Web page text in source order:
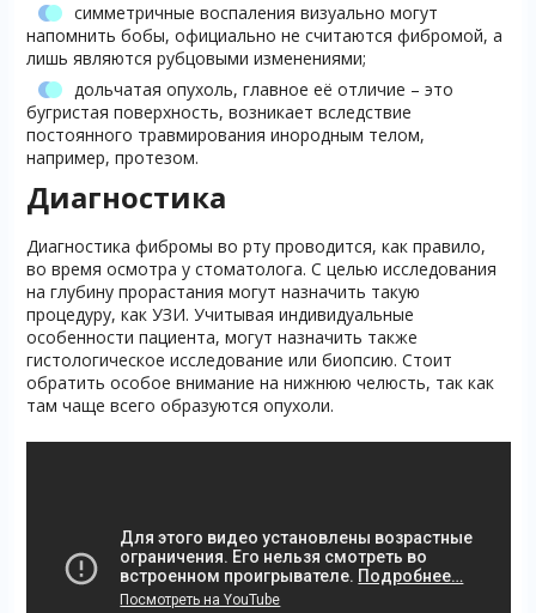
симметричные воспаления визуально могут
напомнить бобы, официально не считаются фибромой, а
лишь являются рубцовыми изменениями;
дольчатая опухоль, главное её отличие – это
бугристая поверхность, возникает вследствие
постоянного травмирования инородным телом,
например, протезом.
Диагностика
Диагностика фибромы во рту проводится, как правило,
во время осмотра у стоматолога. С целью исследования
на глубину прорастания могут назначить такую
процедуру, как УЗИ. Учитывая индивидуальные
особенности пациента, могут назначить также
гистологическое исследование или биопсию. Стоит
обратить особое внимание на нижнюю челюсть, так как
там чаще всего образуются опухоли.